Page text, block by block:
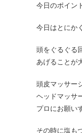
今日のポイン
今日はとにか
頭をぐるぐる
あげることが
頭皮マッサー
ヘッドマッサ
プロにお願い
その時に塩も